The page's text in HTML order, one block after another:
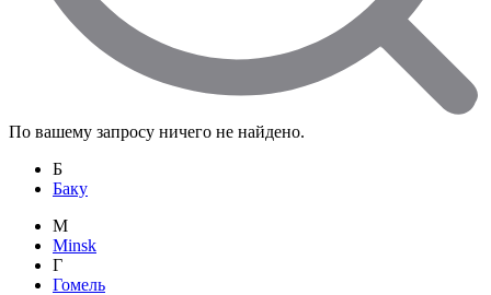
По вашему запросу ничего не найдено.
Б
Баку
M
Minsk
Г
Гомель